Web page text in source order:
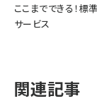
ここまでできる！標
サービス
関連記事